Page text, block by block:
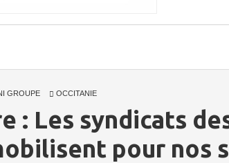
GROUPE OCCITANIE
: Les syndicats
pour nos